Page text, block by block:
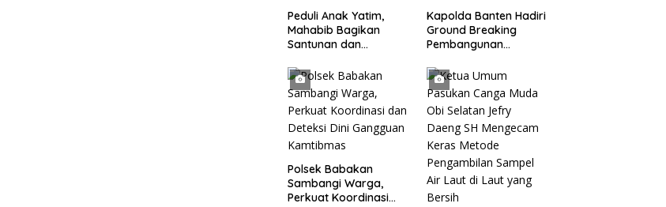
Peduli Anak Yatim,
Mahabib Bagikan
Santunan dan
Anak di Segarajaya
Kapolda Banten Hadiri
Ground Breaking
Pembangunan
di Ibu Kota Provinsi
Banten
Polsek Babakan
Sambangi Warga,
Perkuat Koordinasi